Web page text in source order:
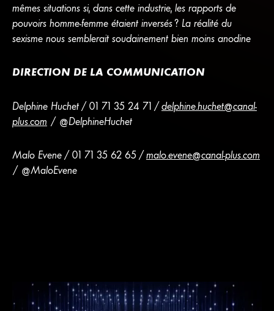
mêmes situations si, dans cette industrie, les rapports de
pouvoirs homme-femme étaient inversés ? La réalité du
sexisme nous semblerait soudainement bien moins anodine
DIRECTION DE LA COMMUNICATION
Delphine Huchet / 01 71 35 24 71 /delphine.huchet@canal-
plus.com / @DelphineHuchet
Malo Evene / 01 71 35 62 65 / malo.evene@canal-plus.com
/ @MaloEvene